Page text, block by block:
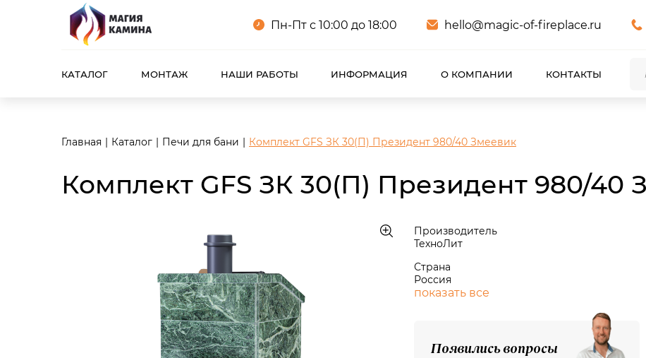
<meta name="robots" content="noindex, follow"/>
Пн-Пт с 10:00 до 18:00
hello@magic-of-fireplace.ru
КАТАЛОГ МОНТАЖ НАШИ РАБОТЫ ИНФОРМАЦИЯ О КОМПАНИИ КОНТАКТЫ
Главная Каталог Печи для бани Комплект GFS ЗК 30(П) Президент 980/40 Змеевик
Комплект GFS ЗК 30(П) Президент 980/40
Производитель
ТехноЛит
Страна
Россия
показать все
Появились вопросы